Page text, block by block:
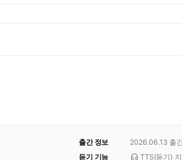
출간 정보 2026.06.13 출
듣기 기능
TTS(듣기)